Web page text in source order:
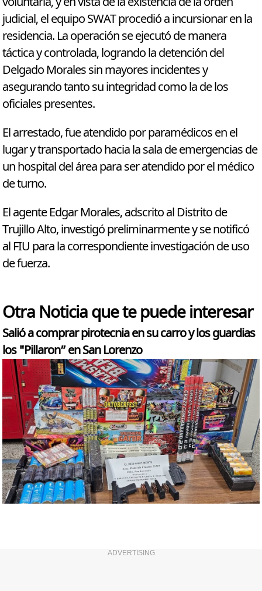
judicial, el equipo SWAT procedió a incursionar en la
residencia. La operación se ejecutó de manera
táctica y controlada, logrando la detención del
Delgado Morales sin mayores incidentes y
asegurando tanto su integridad como la de los
oficiales presentes.
El arrestado, fue atendido por paramédicos en el
lugar y transportado hacia la sala de emergencias de
un hospital del área para ser atendido por el médico
de turno.
El agente Edgar Morales, adscrito al Distrito de
Trujillo Alto, investigó preliminarmente y se notificó
al FIU para la correspondiente investigación de uso
de fuerza.
Otra Noticia que te puede interesar
Salió a comprar pirotecnia en su carro y los guardias
los "Pillaron” en San Lorenzo
ADVERTISING